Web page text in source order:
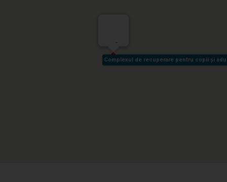
Complexul de recuperare pentru copii și
Complexul de recuperare pentru copii și
-